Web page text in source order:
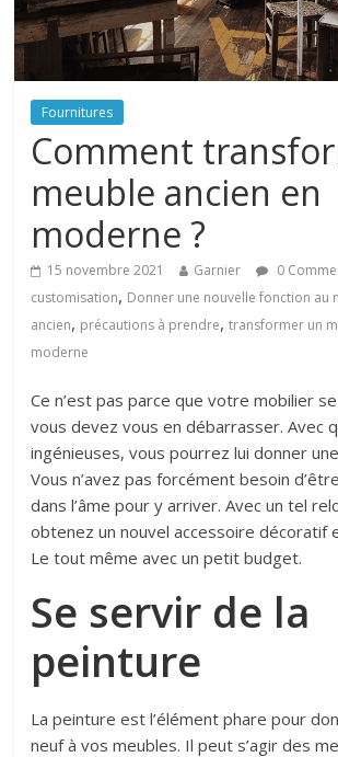
Fournitures
Comment
meuble ancien en
moderne ?
15 novembre 2021 Garnier
0
customisation, Donner une nouvelle fonction au
ancien, précautions à prendre,transformer un
moderne
Ce n’est pas parce que votre mobilier
vous devez vous en débarrasser. Avec
ingénieuses, vous pourrez lui donner
Vous n’avez pas forcément besoin
dans l’âme pour y arriver. Avec un tel
obtenez un nouvel accessoire décoratif
Le tout même avec un petit budget.
Se servir de la
peinture
La peinture est l’élément phare pour
neuf à vos meubles. Il peut s’agir des